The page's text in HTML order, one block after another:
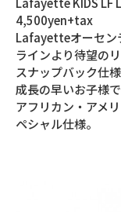
4,500yen+tax
Lafayetteオーセン
ラインより待望のリ
スナップバック仕
成長の早いお子様
アフリカン・アメ
ペシャル仕様。